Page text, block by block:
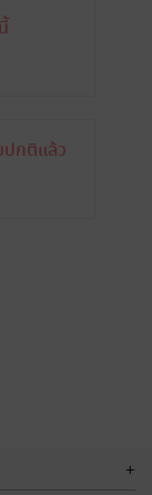
ปกติแล้ว
+